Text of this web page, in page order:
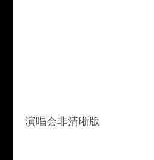
演唱会非清晰版